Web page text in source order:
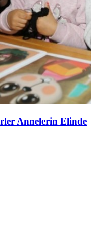
Annelerin Elinde